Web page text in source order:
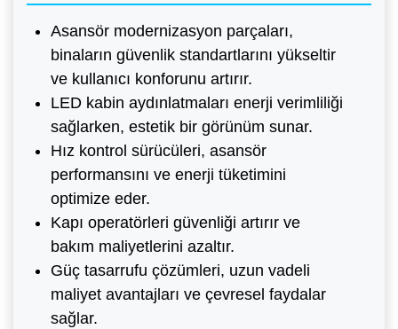
Asansör modernizasyon parçaları,
binaların güvenlik standartlarını yükseltir
ve kullanıcı konforunu artırır.
LED kabin aydınlatmaları enerji verimliliği
sağlarken, estetik bir görünüm sunar.
Hız kontrol sürücüleri, asansör
performansını ve enerji tüketimini
optimize eder.
Kapı operatörleri güvenliği artırır ve
bakım maliyetlerini azaltır.
Güç tasarrufu çözümleri, uzun vadeli
maliyet avantajları ve çevresel faydalar
sağlar.